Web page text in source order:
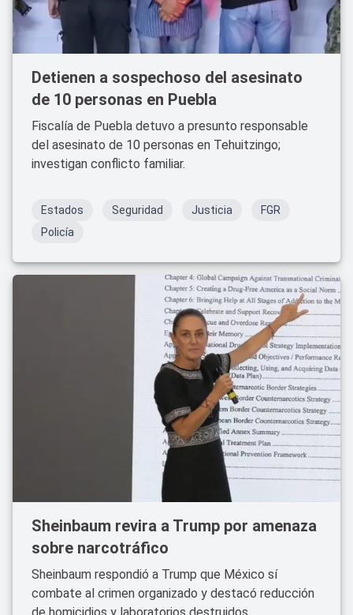
Detienen a sospechoso del asesinato
de 10 personas en Puebla
Fiscalía de Puebla detuvo a presunto responsable
del asesinato de 10 personas en Tehuitzingo;
investigan conflicto familiar.
Estados Seguridad Justicia
FGR
Policía
Sheinbaum revira a Trump por amenaza
sobre narcotráfico
Sheinbaum respondió a Trump que México sí
combate al crimen organizado y destacó reducción